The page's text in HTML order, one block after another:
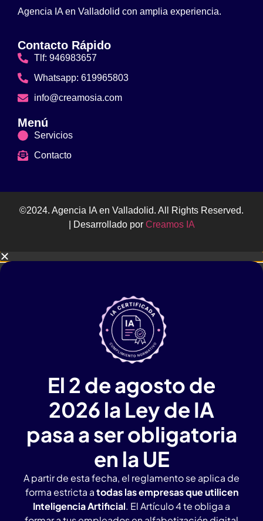
Agencia IA en Valladolid con amplia experiencia.
Contacto Rápido
Tlf: 946983657
Whatsapp: 619965803
info@creamosia.com
Menú
Servicios
Contacto
©2024. Agencia IA en Valladolid. All Rights Reserved.
| Desarrollado por Creamos IA
El 2 de agosto de
2026 la Ley de IA
pasa a ser obligatoria
en la UE
A partir de esta fecha, el reglamento se aplica de
forma estricta atodas las empresas que utilicen
Inteligencia Artificial. El Artículo 4 te obliga a